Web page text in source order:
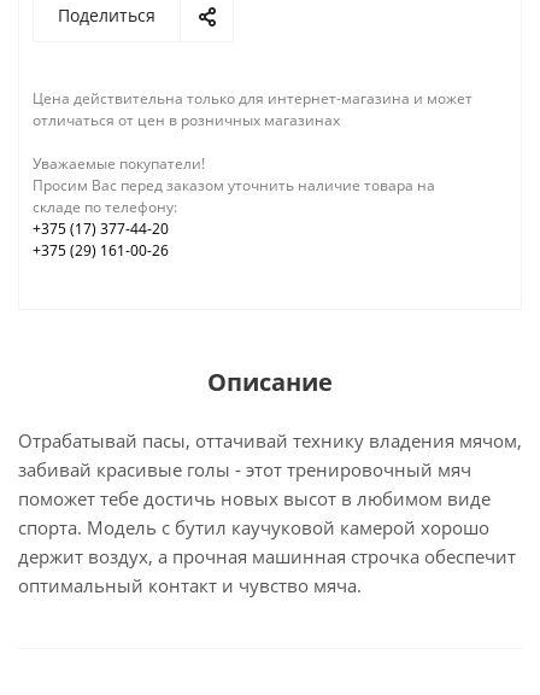
Поделиться
Цена действительна только для интернет-магазина и может
отличаться от цен в розничных магазинах
Уважаемые покупатели!
Просим Вас перед заказом уточнить наличие товара на
складе по телефону:
+375 (17) 377-44-20
+375 (29) 161-00-26
Описание
Отрабатывай пасы, оттачивай технику владения мячом,
забивай красивые голы - этот тренировочный мяч
поможет тебе достичь новых высот в любимом виде
спорта. Модель с бутил каучуковой камерой хорошо
держит воздух, а прочная машинная строчка обеспечит
оптимальный контакт и чувство мяча.